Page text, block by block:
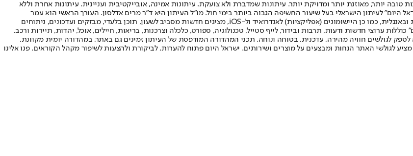
יותר, מאוזנת יותר ומדויקת יותר. עיתונות שמדברת ולא צועקת. עיתונות אמינה, אובייקטיבית ועניינית. עיתונות אחרת וללא
המודפסת הראשונה פורסמה ב-30 ביולי 2007, וב-2010 הפך "ישראל היום" לעיתון הישראלי בעל שיעור החשיפה הגבוה ביותר בימי חול. מו"ל העיתון היא ד"ר מרים אדלסון. העורך הראשי הוא עמר
לחמנוביץ, והעורך המייסד הוא עמוס רגב. אתרי האינטרנט של "ישראל היום" בעברית ובאנגלית, כמו כן היישומונים (אפליקציות) לאנדרואיד ול-iOS, מציגים חדשות מסביב לשעון, תוכן בלעדי, מבזקים ועדכונים, ניתוחים
ערוצי חדשות ודעות, תרבות ובידור, לייף סטייל, טכנולוגיה, ספורט, כלכלה וצרכנות, בריאות, חיילים, אוכל, יהדות, תיירות ורכב.
לספק לגולשים חוויה מהירה, עדכנית, בטוחה ונוחה. תכני המהדורה המודפסת של העיתון זמינים גם באתר, במהדורה יומית מקוונת,
לגולשי האתר הנחות ומבצעים על מוצרים ושירותים. ישראל היום פתוח להערות, לביקורת ולהצעות לשיפור מקהל הקוראים. פנו אלינו